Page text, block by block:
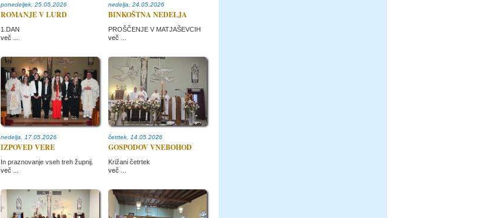
ponedeljek, 25.05.2026
ROMANJE V LURD
1.DAN
več ...
nedelja, 24.05.2026
BINKOŠTNA NEDELJA
PROŠČENJE V MATJAŠEVCIH
več ...
nedelja, 17.05.2026
IZPOVED VERE
In praznovanje vseh treh župnij.
več ...
četrtek, 14.05.2026
GOSPODOV VNEBOHOD
Križani četrtek
več ...